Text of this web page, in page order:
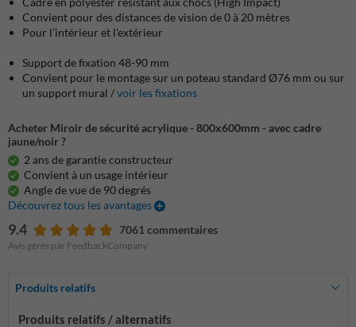
Convient pour des distances de vision de 0 à 20 mètres
Pour l'intérieur et l'extérieur
Support de fixation 48-90 mm
Convient pour le montage sur un poteau standard Ø76 mm ou sur
un support mural /voir les fixations
Acheter Miroir de sécurité acrylique - 800x600mm - avec cadre
jaune/noir ?
2 ans de garantie constructeur
Convient à un usage intérieur
Angle de vue de 90 degrés
Découvrez tous les avantages
9.4 7061 commentaires
Avis gérés par FeedbackCompany
Produits relatifs
Produits relatifs / alternatifs